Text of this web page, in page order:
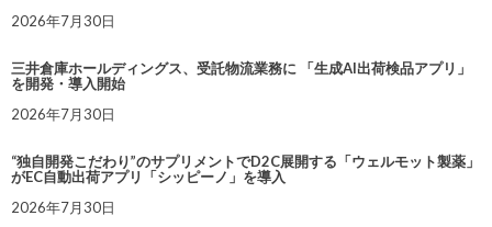
2026年7月30日
三井倉庫ホールディングス、受託物流業務に 「生成AI出荷検品アプリ」
を開発・導入開始
2026年7月30日
“独自開発こだわり”のサプリメントでD2C展開する「ウェルモット製薬」
がEC自動出荷アプリ「シッピーノ」を導入
2026年7月30日